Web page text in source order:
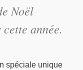
Noël
année.
spéciale unique